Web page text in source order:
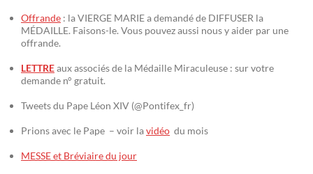
Offrande : la VIERGE MARIE a demandé de DIFFUSER la
MÉDAILLE. Faisons-le. Vous pouvez aussi nous y aider par une
offrande.
LETTREaux associés de la Médaille Miraculeuse : sur votre
demande n° gratuit.
Tweets du Pape Léon XIV (@Pontifex_fr)
Prions avec le Pape – voir lavidéo du mois
MESSE et Bréviaire du jour